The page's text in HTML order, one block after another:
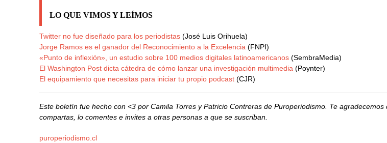
LO QUE VIMOS Y LEÍMOS
Twitter no fue diseñado para los periodistas (José Luis Orihuela)
Jorge Ramos es el ganador del Reconocimiento a la Excelencia (FNPI)
«Punto de inflexión», un estudio sobre 100 medios digitales latinoamericanos (SembraMedia)
El Washington Post dicta cátedra de cómo lanzar una investigación multimedia (Poynter)
El equipamiento que necesitas para iniciar tu propio podcast (CJR)
Este boletín fue hecho con <3 por Camila Torres y Patricio Contreras de Puroperiodismo. Te agradecemos
compartas, lo comentes e invites a otras personas a que se suscriban.
puroperiodismo.cl